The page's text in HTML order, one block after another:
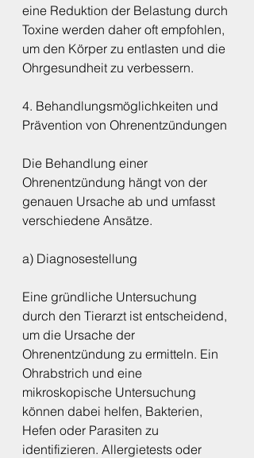
eine Reduktion der Belastung durch
Toxine werden daher oft empfohlen,
um den Körper zu entlasten und die
Ohrgesundheit zu verbessern.
4. Behandlungsmöglichkeiten und
Prävention von Ohrenentzündungen
Die Behandlung einer
Ohrenentzündung hängt von der
genauen Ursache ab und umfasst
verschiedene Ansätze.
a) Diagnosestellung
Eine gründliche Untersuchung
durch den Tierarzt ist entscheidend,
um die Ursache der
Ohrenentzündung zu ermitteln. Ein
Ohrabstrich und eine
mikroskopische Untersuchung
können dabei helfen, Bakterien,
Hefen oder Parasiten zu
identifizieren. Allergietests oder